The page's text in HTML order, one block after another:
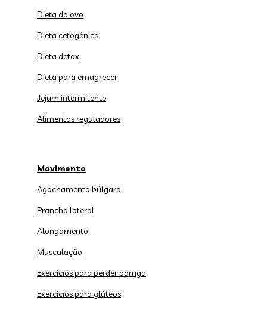
Dieta do ovo
Dieta cetogênica
Dieta detox
Dieta para emagrecer
Jejum intermitente
Alimentos reguladores
Movimento
Agachamento búlgaro
Prancha lateral
Alongamento
Musculação
Exercícios para perder barriga
Exercícios para glúteos